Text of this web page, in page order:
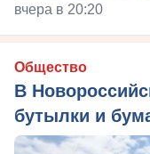
вчера в 20:20
Общество
В
бутылки и